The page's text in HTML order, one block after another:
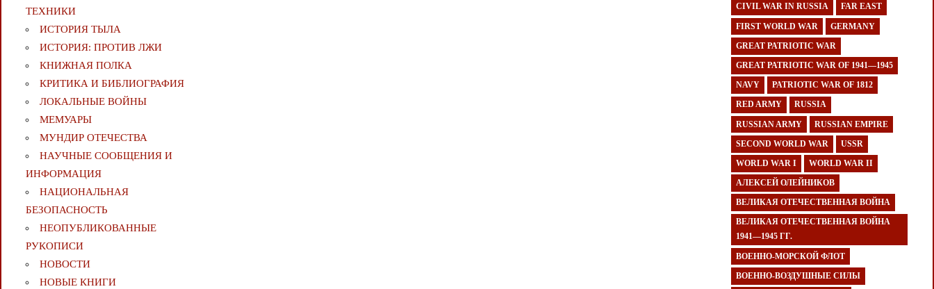
ТЕХНИКИ
ИСТОРИЯ ТЫЛА
ИСТОРИЯ: ПРОТИВ ЛЖИ
КНИЖНАЯ ПОЛКА
КРИТИКА И БИБЛИОГРАФИЯ
ЛОКАЛЬНЫЕ ВОЙНЫ
МЕМУАРЫ
МУНДИР ОТЕЧЕСТВА
НАУЧНЫЕ СООБЩЕНИЯ И
ИНФОРМАЦИЯ
НАЦИОНАЛЬНАЯ
БЕЗОПАСНОСТЬ
НЕОПУБЛИКОВАННЫЕ
РУКОПИСИ
НОВОСТИ
НОВЫЕ КНИГИ
CIVIL WAR IN RUSSIA FAR EAST
FIRST WORLD WAR GERMANY
GREAT PATRIOTIC WAR
GREAT PATRIOTIC WAR OF 1941—1945
NAVY PATRIOTIC WAR OF 1812
RED ARMY RUSSIA
RUSSIAN ARMY RUSSIAN EMPIRE
SECOND WORLD WAR USSR
WORLD WAR I WORLD WAR II
АЛЕКСЕЙ ОЛЕЙНИКОВ
ВЕЛИКАЯ ОТЕЧЕСТВЕННАЯ ВОЙНА
ВЕЛИКАЯ ОТЕЧЕСТВЕННАЯ ВОЙНА
1941—1945 ГГ.
ВОЕННО-МОРСКОЙ ФЛОТ
ВОЕННО-ВОЗДУШНЫЕ СИЛЫ